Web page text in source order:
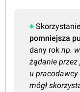
pomniejsza
dany roknp.
żądanie
u pracodawcy
mógł